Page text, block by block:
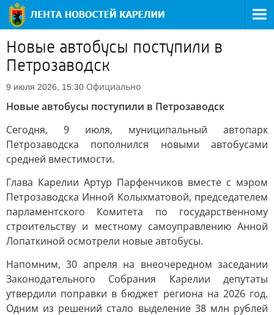
Новые автобусы поступили в
Петрозаводск
9 июля 2026, 15:30 Официально
Новые автобусы поступили в Петрозаводск
Сегодня, 9 июля, муниципальный автопарк
Петрозаводска пополнился новыми автобусами
средней вместимости.
Глава Карелии Артур Парфенчиков вместе с мэром
Петрозаводска Инной Колыхматовой, председателем
парламентского Комитета по государственному
строительству и местному самоуправлению Анной
Лопаткиной осмотрели новые автобусы.
Напомним, 30 апреля на внеочередном заседании
Законодательного Собрания Карелии депутаты
утвердили поправки в бюджет региона на 2026 год.
Одним из решений стало выделение 38 млн рублей